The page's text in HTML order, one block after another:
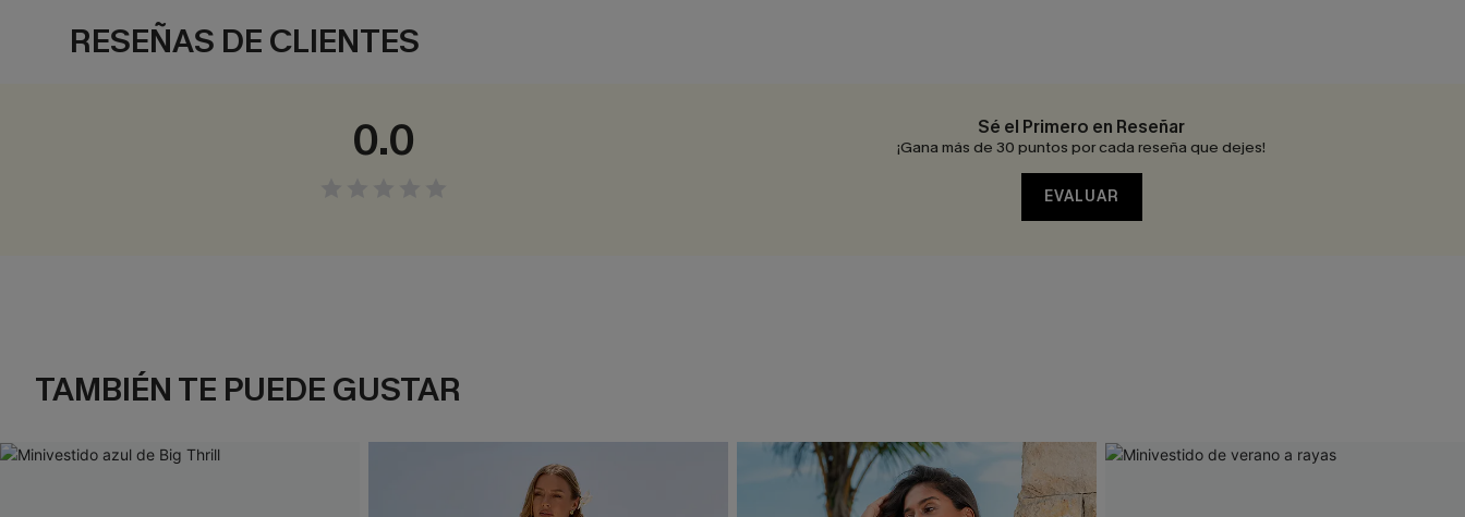
RESEÑAS DE CLIENTES
0.0 Sé el Primero en Reseñar
¡Gana más de 30 puntos por cada reseña que dejes!
EVALUAR
TAMBIÉN TE PUEDE GUSTAR